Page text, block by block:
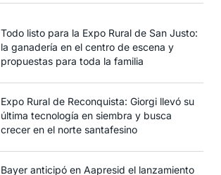
Todo listo para la Expo Rural de San Justo:
la ganadería en el centro de escena y
propuestas para toda la familia
Expo Rural de Reconquista: Giorgi llevó su
última tecnología en siembra y busca
crecer en el norte santafesino
Bayer anticipó en Aapresid el lanzamiento